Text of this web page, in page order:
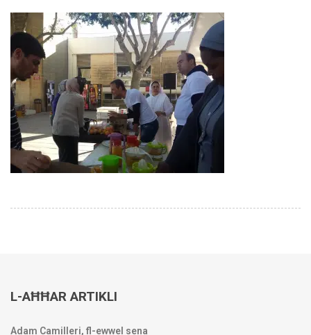
L-AĦĦAR ARTIKLI
Adam Camilleri, fl-ewwel sena